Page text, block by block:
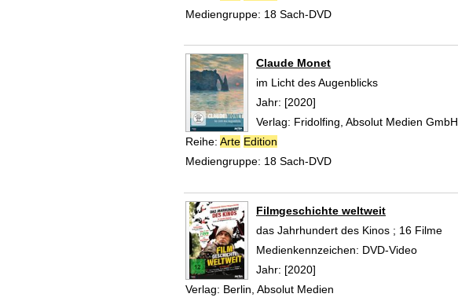
Mediengruppe: 18 Sach-DVD
Claude Monet
im Licht des Augenblicks
Suche nach diesem Verfasser
Jahr: [2020]
Verlag: Fridolfing, Absolut Medien GmbH
Reihe: Arte Edition
Mediengruppe: 18 Sach-DVD
Filmgeschichte weltweit
das Jahrhundert des Kinos ; 16 Filme
Suche nach diesem Verfasser
Medienkennzeichen: DVD-Video
Jahr: [2020]
Verlag: Berlin, Absolut Medien